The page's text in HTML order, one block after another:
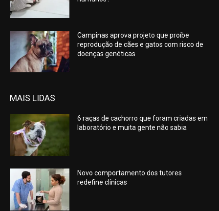
Campinas aprova projeto que proíbe
reprodução de cães e gatos com risco de
doenças genéticas
MAIS LIDAS
6 raças de cachorro que foram criadas em
laboratório e muita gente não sabia
Novo comportamento dos tutores
redefine clínicas